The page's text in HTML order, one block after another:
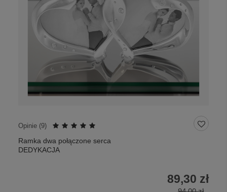
Opinie (9)
Ramka dwa połączone serca
DEDYKACJA
89,30 zł